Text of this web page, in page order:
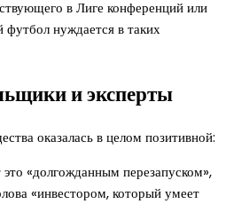
в Лиге конференций или
футбол нуждается в таких
и эксперты
оказалась в целом позитивной:
«долгожданным перезапуском»,
«инвестором, который умеет